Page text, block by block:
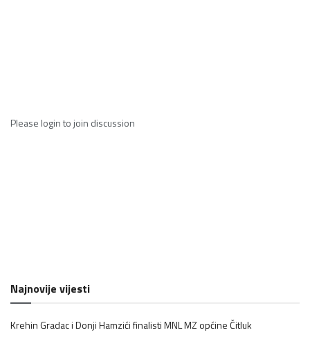
Please loginto join discussion
Najnovije vijesti
Krehin Gradac i Donji Hamzići finalisti MNL MZ općine Čitluk